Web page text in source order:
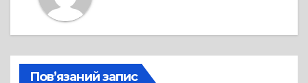
Пов’язаний запис